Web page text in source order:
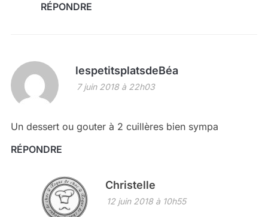
RÉPONDRE
lespetitsplatsdeBéa
7 juin 2018 à 22h03
Un dessert ou gouter à 2 cuillères bien sympa
RÉPONDRE
Christelle
12 juin 2018 à 10h55